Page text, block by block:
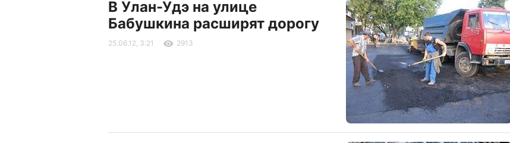
В Улан-Удэ на улице
Бабушкина расширят дорогу
25.06.12, 3:21 2913